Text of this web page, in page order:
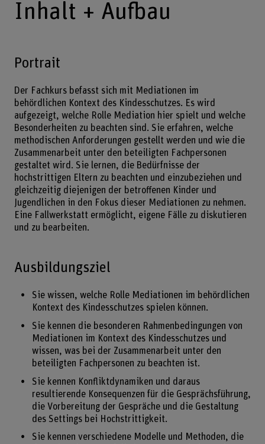
Inhalt + Aufbau
Portrait
Der Fachkurs befasst sich mit Mediationen im
behördlichen Kontext des Kindesschutzes. Es wird
aufgezeigt, welche Rolle Mediation hier spielt und welche
Besonderheiten zu beachten sind. Sie erfahren, welche
methodischen Anforderungen gestellt werden und wie die
Zusammenarbeit unter den beteiligten Fachpersonen
gestaltet wird. Sie lernen, die Bedürfnisse der
hochstrittigen Eltern zu beachten und einzubeziehen und
gleichzeitig diejenigen der betroffenen Kinder und
Jugendlichen in den Fokus dieser Mediationen zu nehmen.
Eine Fallwerkstatt ermöglicht, eigene Fälle zu diskutieren
und zu bearbeiten.
Ausbildungsziel
Sie wissen, welche Rolle Mediationen im behördlichen
Kontext des Kindesschutzes spielen können.
Sie kennen die besonderen Rahmenbedingungen von
Mediationen im Kontext des Kindesschutzes und
wissen, was bei der Zusammenarbeit unter den
beteiligten Fachpersonen zu beachten ist.
Sie kennen Konfliktdynamiken und daraus
resultierende Konsequenzen für die Gesprächsführung,
die Vorbereitung der Gespräche und die Gestaltung
des Settings bei Hochstrittigkeit.
Sie kennen verschiedene Modelle und Methoden, die